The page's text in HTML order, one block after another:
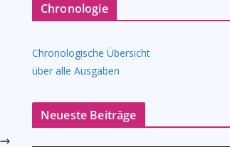
Chronologie
Chronologische Übersicht
über alle Ausgaben
Neueste Beiträge